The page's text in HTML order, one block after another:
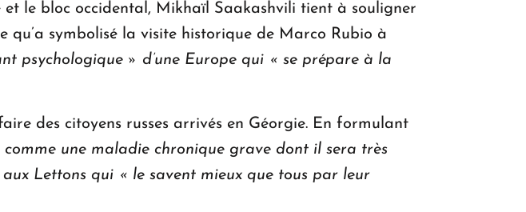
le bloc occidental, Mikhaïl Saakashvili tient à souligner
symbolisé la visite historique de Marco Rubio à
psychologique » d’une Europe qui « se prépare à la
des citoyens russes arrivés en Géorgie. En formulant
comme une maladie chronique grave dont il sera très
Lettons qui « le savent mieux que tous par leur